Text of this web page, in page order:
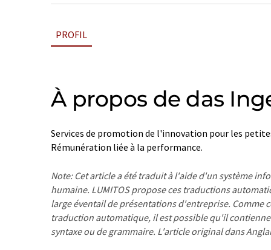
PROFIL
À propos de das
Services de promotion de l'innovation pour les
Rémunération liée à la performance.
Note: Cet article a été traduit à l'aide d'un système
humaine. LUMITOS propose ces traductions
large éventail de présentations d'entreprise. Comme
traduction automatique, il est possible qu'il
syntaxe ou de grammaire. L'article original dans